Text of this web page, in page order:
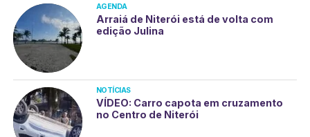
AGENDA
Arraiá de Niterói está de volta com
edição Julina
NOTÍCIAS
VÍDEO: Carro capota em cruzamento
no Centro de Niterói